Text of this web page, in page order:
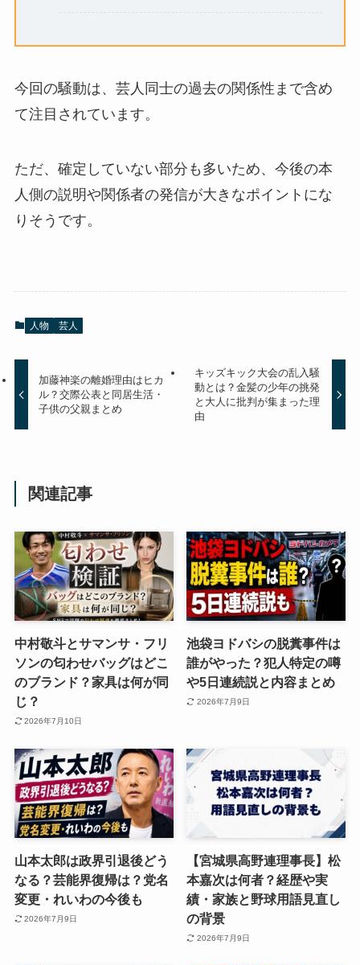
今回の騒動は、芸人同士の過去の関係性まで含め
て注目されています。
ただ、確定していない部分も多いため、今後の本
人側の説明や関係者の発信が大きなポイントにな
りそうです。
人物 芸人
加藤神楽の離婚理由はヒカ
ル？交際公表と同居生活・
子供の父親まとめ
キッズキック大会の乱入騒
動とは？金髪の少年の挑発
と大人に批判が集まった理
由
関連記事
中村敬斗とサマンサ・フリ
ソンの匂わせバッグはどこ
のブランド？家具は何が同
じ？
2026年7月10日
池袋ヨドバシの脱糞事件は
誰がやった？犯人特定の噂
や5日連続説と内容まとめ
2026年7月9日
山本太郎は政界引退後どう
なる？芸能界復帰は？党名
変更・れいわの今後も
2026年7月9日
【宮城県高野連理事長】松
本嘉次は何者？経歴や実
績・家族と野球用語見直し
の背景
2026年7月9日